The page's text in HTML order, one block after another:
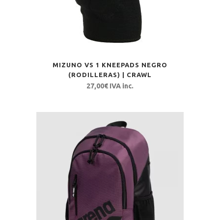
MIZUNO VS 1 KNEEPADS NEGRO
(RODILLERAS) | CRAWL
27,00€ IVA inc.